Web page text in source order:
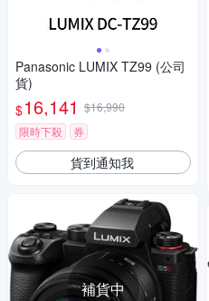
Panasonic LUMIX TZ99 (公司
貨)
$16,141 $16,990
限時下殺
券
貨到通知我
補貨中